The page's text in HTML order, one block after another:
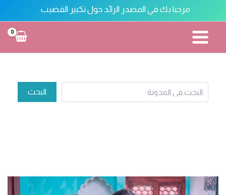
إلى
المحتوى
مرحبا بك في المصدر الرائد حول تكبير القضيب
البحث